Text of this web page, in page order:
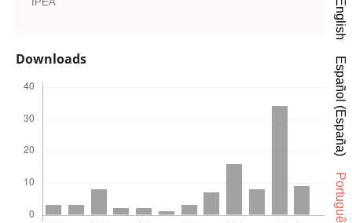
Downloads
English
Español (España)